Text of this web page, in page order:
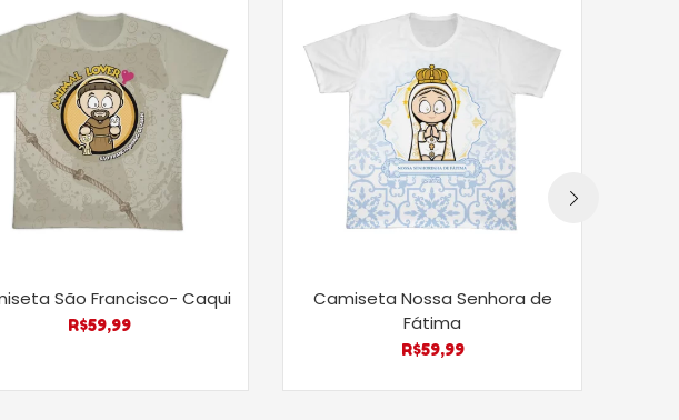
São Francisco- Caqui
R$59,99
Camiseta Nossa Senhora de
Fátima
R$59,99